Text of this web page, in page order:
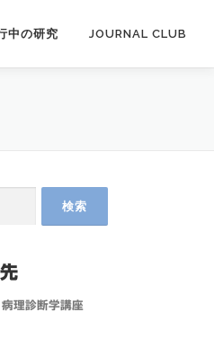
中の研究 JOURNAL CLUB
理診断学講座